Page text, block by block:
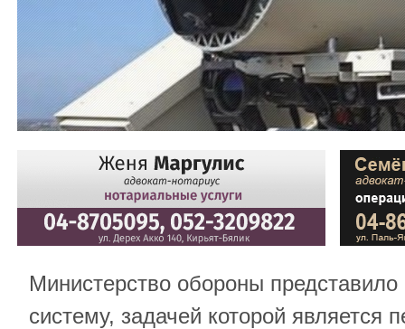
Министерство обороны
систему, задачей которой является